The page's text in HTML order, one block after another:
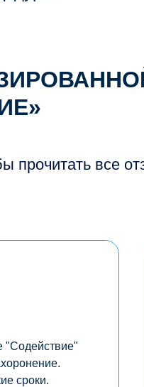
прочитать все
"Содействие"
сроки.